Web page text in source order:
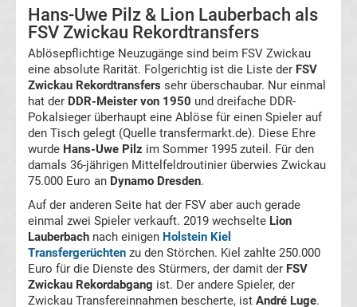
Chemnitzer
FC
Transfergerüchte
Dynamo
Dresden
Transfergerüchte
Eintracht
Braunschweig
Hans-Uwe Pilz & Lion Lauberbach als
FSV Zwickau Rekordtransfers
Ablösepflichtige Neuzugänge sind beim FSV Zwickau
eine absolute Rarität. Folgerichtig ist die Liste der FSV
Zwickau Rekordtransfers sehr überschaubar. Nur einmal
hat der DDR-Meister von 1950 und dreifache DDR-
Pokalsieger überhaupt eine Ablöse für einen Spieler auf
den Tisch gelegt (Quelle transfermarkt.de). Diese Ehre
wurde Hans-Uwe Pilz im Sommer 1995 zuteil. Für den
damals 36-jährigen Mittelfeldroutinier überwies Zwickau
75.000 Euro an Dynamo Dresden.
Auf der anderen Seite hat der FSV aber auch gerade
einmal zwei Spieler verkauft. 2019 wechselte Lion
Lauberbach nach einigen Holstein Kiel
Transfergerüchten zu den Störchen. Kiel zahlte 250.000
Euro für die Dienste des Stürmers, der damit der FSV
Zwickau Rekordabgang ist. Der andere Spieler, der
Zwickau Transfereinnahmen bescherte, ist André Luge.